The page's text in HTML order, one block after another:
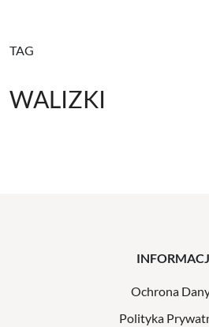
TAG
WALIZKI
Ochrona
Polityka